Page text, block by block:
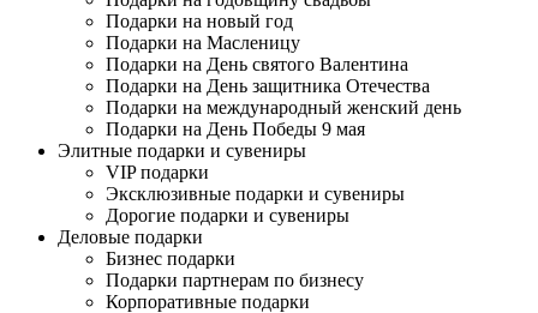
Подарки на новый год
Подарки на Масленицу
Подарки на День святого Валентина
Подарки на День защитника Отечества
Подарки на международный женский день
Подарки на День Победы 9 мая
Элитные подарки и сувениры
VIP подарки
Эксклюзивные подарки и сувениры
Дорогие подарки и сувениры
Деловые подарки
Бизнес подарки
Подарки партнерам по бизнесу
Корпоративные подарки